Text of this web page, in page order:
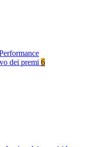
dei premi 6